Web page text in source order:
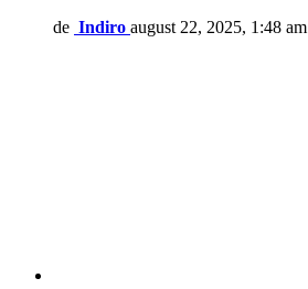
de Indiro august 22, 2025, 1:48 am